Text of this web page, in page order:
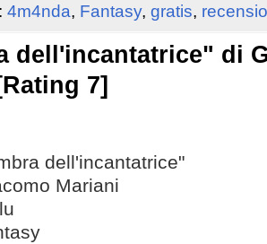
4m4nda, Fantasy, gratis,
dell'incantatrice" di
7]
dell'incantatrice"
Mariani